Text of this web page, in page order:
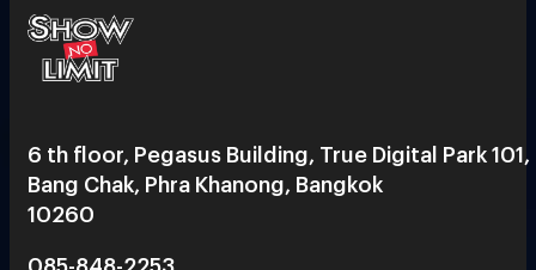
6 th floor, Pegasus Building, True Digital Park 101,
Bang Chak, Phra Khanong, Bangkok
10260